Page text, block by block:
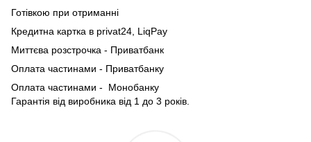
Готівкою при отриманні
Кредитна картка в privat24, LiqPay
Миттєва розстрочка - Приватбанк
Оплата частинами - Приватбанку
Оплата частинами - Монобанку
Гарантія від виробника від 1 до 3 років.